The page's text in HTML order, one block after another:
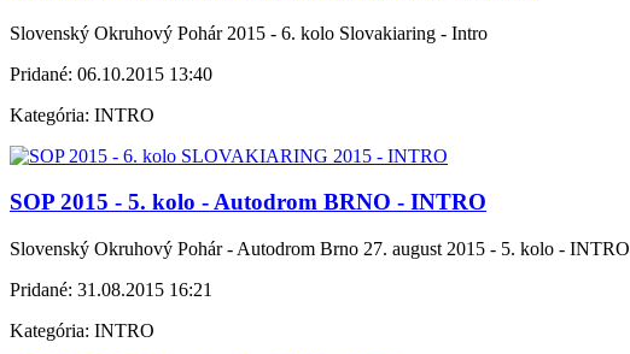
Slovenský Okruhový Pohár 2015 - 6. kolo Slovakiaring - Intro
Pridané: 06.10.2015 13:40
Kategória: INTRO
SOP 2015 - 5. kolo - Autodrom BRNO - INTRO
Slovenský Okruhový Pohár - Autodrom Brno 27. august 2015 - 5. kolo - INTRO
Pridané: 31.08.2015 16:21
Kategória: INTRO